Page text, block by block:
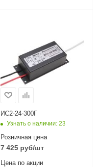
ИС2-24-300Г
Узнать о наличии: 23
Розничная цена
7 425руб/шт
Цена по акции